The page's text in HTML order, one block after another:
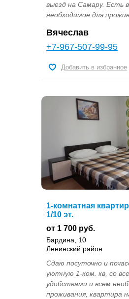
выезд на Самару. Есть
необходимое для
Вячеслав
+7-967-507-99-95
Добавить в избранное
1-комнатная
1/10 эт.
от 1 700 руб.
Бардина, 10
Ленинский район
Сдаю посуточно и
уютную 1-ком. кв, со
удобствами и всем
проживания, квартира